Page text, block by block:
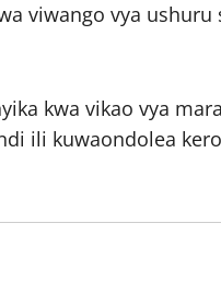
viwango vya ushuru
kwa vikao vya
ili kuwaondolea